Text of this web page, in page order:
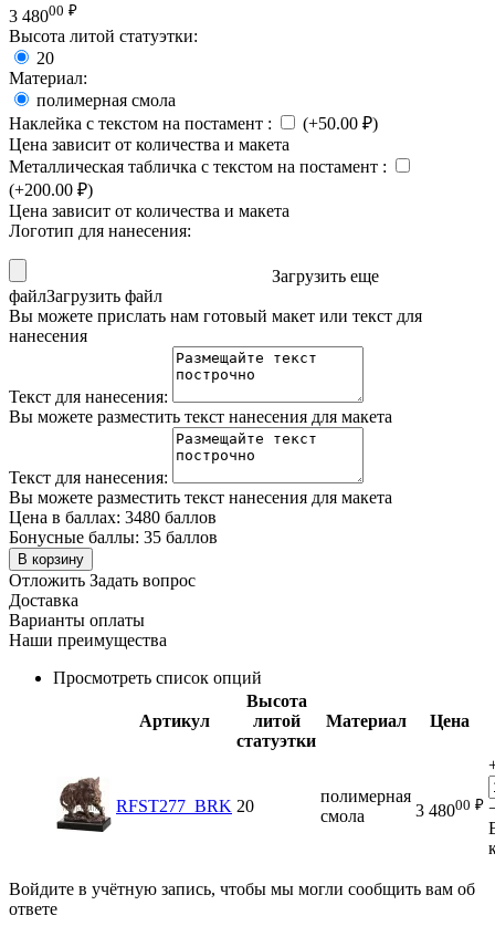
3 48000 ₽
Высота литой статуэтки:
20
Материал:
полимерная смола
Наклейка с текстом на постамент : (+50.00 ₽)
Цена зависит от количества и макета
Металлическая табличка с текстом на постамент :
(+200.00 ₽)
Цена зависит от количества и макета
Логотип для нанесения:
Загрузить еще
файлЗагрузить файл
Вы можете прислать нам готовый макет или текст для
нанесения
Текст для нанесения:
Вы можете разместить текст нанесения для макета
Текст для нанесения:
Вы можете разместить текст нанесения для макета
Цена в баллах: 3480 баллов
Бонусные баллы: 35 баллов
В корзину
Отложить Задать вопрос
Доставка
Варианты оплаты
Наши преимущества
Просмотреть список опций
Артикул
Высота
литой
статуэтки
Материал Цена
RFST277_BRK 20
полимерная
смола
3 48000 ₽
Войдите в учётную запись, чтобы мы могли сообщить вам об
ответе